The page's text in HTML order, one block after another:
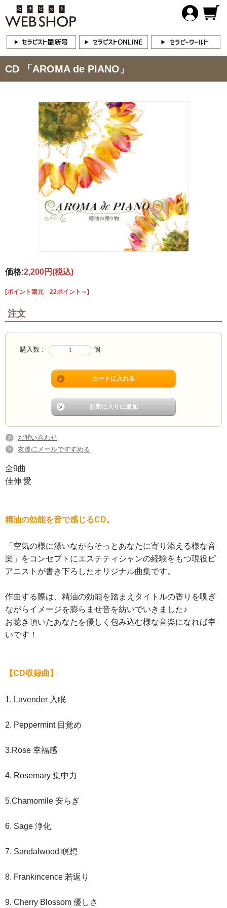
CD 「AROMA de PIANO」
価格:2,200円(税込)
[ポイント還元 22ポイント～]
注文
購入数： 個
お問い合わせ
友達にメールですすめる
全9曲
佳伸 愛
精油の効能を音で感じるCD。
「空気の様に漂いながらそっとあなたに寄り添える様な音
楽」をコンセプトにエステティシャンの経験をもつ現役ピ
アニストが書き下ろしたオリジナル曲集です。
作曲する際は、精油の効能を踏まえタイトルの香りを嗅ぎ
ながらイメージを膨らませ音を紡いでいきました♪
お聴き頂いたあなたを優しく包み込む様な音楽になれば幸
いです！
【CD収録曲】
1. Lavender 入眠
2. Peppermint 目覚め
3.Rose 幸福感
4. Rosemary 集中力
5.Chamomile 安らぎ
6. Sage 浄化
7. Sandalwood 瞑想
8. Frankincence 若返り
9. Cherry Blossom 優しさ